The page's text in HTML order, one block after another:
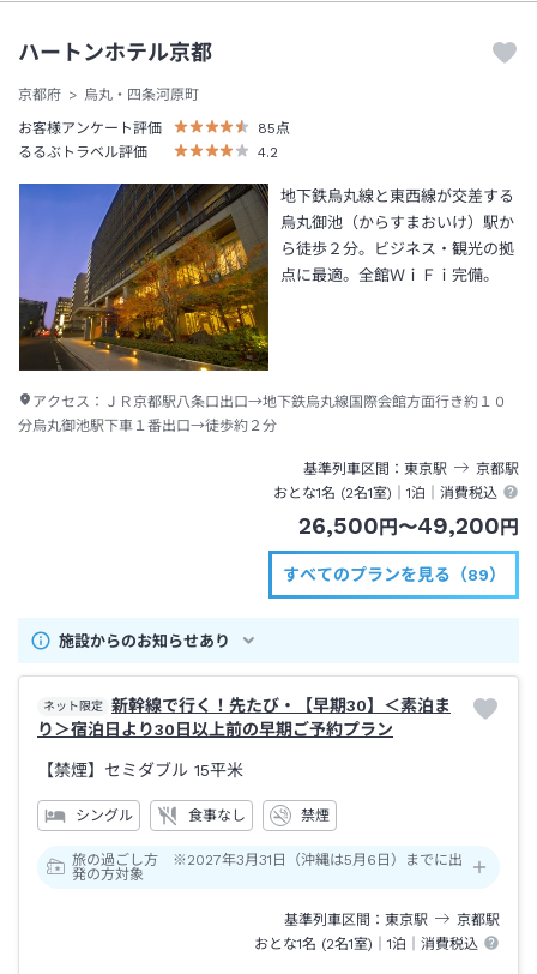
ハートンホテル京都
京都府
烏丸・四条河原町
お客様アンケート評価
85 点
るるぶトラベル評価
4.2
地下鉄烏丸線と東西線が交差する
烏丸御池（からすまおいけ）駅か
ら徒歩２分。ビジネス・観光の拠
点に最適。全館ＷｉＦｉ完備。
アクセス： ＪＲ京都駅八条口出口→地下鉄烏丸線国際会館方面行き約１０
分烏丸御池駅下車１番出口→徒歩約２分
基準列車区間 東京駅 京都駅
おとな1名 (2名1室)｜1泊 ｜消費税込
26,500 円 〜49,200 円
すべてのプランを見る（89）
施設からのお知らせあり
ネット限定
新幹線で行く！先たび・【早期30】＜素泊ま
り＞宿泊日より30日以上前の早期ご予約プラン
【禁煙】セミダブル 15平米
シングル 食事なし 禁煙
旅の過ごし方 ※2027年3月31日（沖縄は5月6日）までに出
発の方対象
基準列車区間 東京駅 京都駅
おとな1名 (2名1室)｜1泊 ｜消費税込